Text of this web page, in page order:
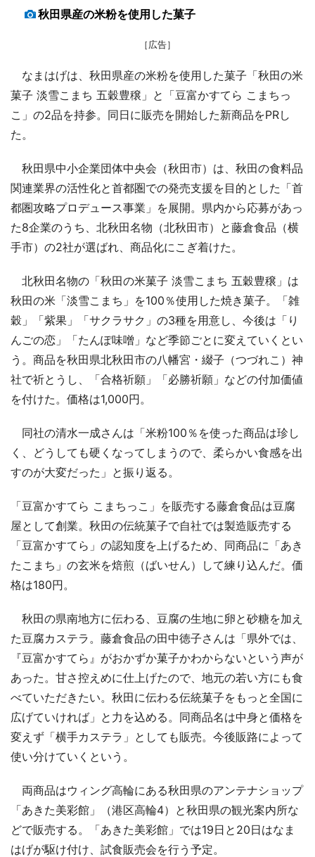
秋田県産の米粉を使用した菓子
［広告］
なまはげは、秋田県産の米粉を使用した菓子「秋田の米
菓子 淡雪こまち 五穀豊穣」と「豆富かすてら こまちっ
こ」の2品を持参。同日に販売を開始した新商品をPRし
た。
秋田県中小企業団体中央会（秋田市）は、秋田の食料品
関連業界の活性化と首都圏での発売支援を目的とした「首
都圏攻略プロデュース事業」を展開。県内から応募があっ
た8企業のうち、北秋田名物（北秋田市）と藤倉食品（横
手市）の2社が選ばれ、商品化にこぎ着けた。
北秋田名物の「秋田の米菓子 淡雪こまち 五穀豊穣」は
秋田の米「淡雪こまち」を100％使用した焼き菓子。「雑
穀」「紫果」「サクラサク」の3種を用意し、今後は「り
んごの恋」「たんぽ味噌」など季節ごとに変えていくとい
う。商品を秋田県北秋田市の八幡宮・綴子（つづれこ）神
社で祈とうし、「合格祈願」「必勝祈願」などの付加価値
を付けた。価格は1,000円。
同社の清水一成さんは「米粉100％を使った商品は珍し
く、どうしても硬くなってしまうので、柔らかい食感を出
すのが大変だった」と振り返る。
「豆富かすてら こまちっこ」を販売する藤倉食品は豆腐
屋として創業。秋田の伝統菓子で自社では製造販売する
「豆富かすてら」の認知度を上げるため、同商品に「あき
たこまち」の玄米を焙煎（ばいせん）して練り込んだ。価
格は180円。
秋田の県南地方に伝わる、豆腐の生地に卵と砂糖を加え
た豆腐カステラ。藤倉食品の田中徳子さんは「県外では、
『豆富かすてら』がおかずか菓子かわからないという声が
あった。甘さ控えめに仕上げたので、地元の若い方にも食
べていただきたい。秋田に伝わる伝統菓子をもっと全国に
広げていければ」と力を込める。同商品名は中身と価格を
変えず「横手カステラ」としても販売。今後販路によって
使い分けていくという。
両商品はウィング高輪にある秋田県のアンテナショップ
「あきた美彩館」（港区高輪4）と秋田県の観光案内所な
どで販売する。「あきた美彩館」では19日と20日はなま
はげが駆け付け、試食販売会を行う予定。